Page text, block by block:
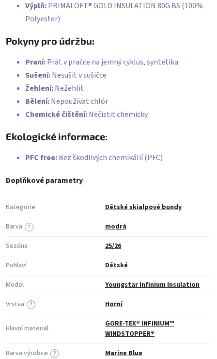
Výplň:PRIMALOFT® GOLD INSULATION 80G BS (100%
Polyester)
Pokyny pro údržbu:
Praní:Prát v pračce na jemný cyklus, syntetika
Sušení:Nesušit v sušičce
Žehlení:Nežehlit
Bělení:Nepoužívat chlór
Chemické čištění:Nečistit chemicky
Ekologické informace:
PFC free:Bez škodlivých chemikálií (PFC)
Doplňkové parametry
Kategorie Dětské skialpové bundy
?
Barva
modrá
Sezóna
25/26
Pohlaví
Dětské
Model
Youngstar Infinium Insulation
?
Vrstva Horní
Hlavní materiál
GORE-TEX® INFINIUM™
WINDSTOPPER®
?
Barva výrobce Marine Blue